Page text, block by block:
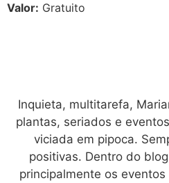
Valor: Gratuito
Inquieta, multitarefa,
plantas, seriados e
viciada em pipoca.
positivas. Dentro do
principalmente os